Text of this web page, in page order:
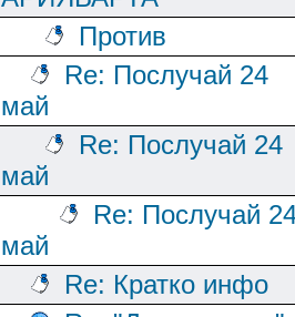
Против
Re: Послучай 24
май
Re: Послучай 24
май
Re: Послучай
май
Re: Кратко инфо